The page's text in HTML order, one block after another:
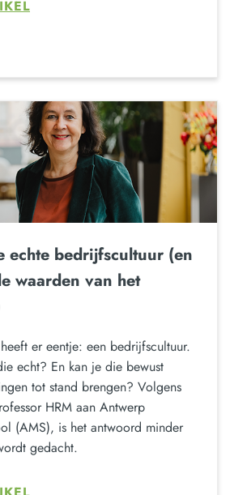
echte bedrijfscultuur (en
waarden van het
er eentje: een bedrijfscultuur.
echt? En kan je die bewust
tot stand brengen? Volgens
HRM aan Antwerp
(AMS), is het antwoord minder
gedacht.